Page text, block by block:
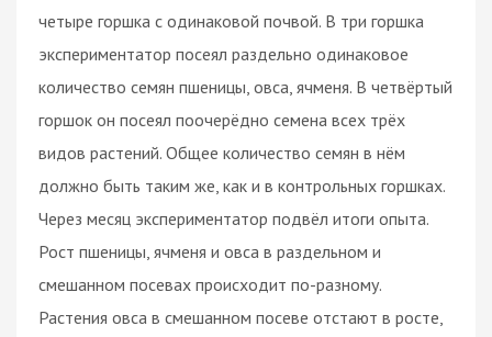
четыре горшка с одинаковой почвой. В три горшка
экспериментатор посеял раздельно одинаковое
количество семян пшеницы, овса, ячменя. В четвёртый
горшок он посеял поочерёдно семена всех трёх
видов растений. Общее количество семян в нём
должно быть таким же, как и в контрольных горшках.
Через месяц экспериментатор подвёл итоги опыта.
Рост пшеницы, ячменя и овса в раздельном и
смешанном посевах происходит по-разному.
Растения овса в смешанном посеве отстают в росте,